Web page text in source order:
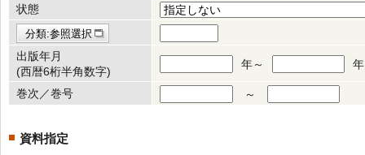
状態
分類:参照選択
出版年月
(西暦6桁半角数字)
年～ 年
巻次／巻号 ～
資料指定